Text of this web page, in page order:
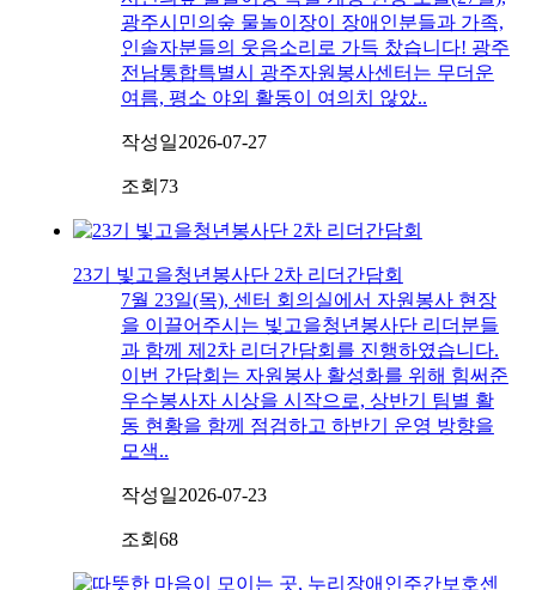
광주시민의숲 물놀이장이 장애인분들과 가족,
인솔자분들의 웃음소리로 가득 찼습니다! 광주
전남통합특별시 광주자원봉사센터는 무더운
여름, 평소 야외 활동이 여의치 않았..
작성일2026-07-27
조회 73
23기 빛고을청년봉사단 2차 리더간담회
7월 23일(목), 센터 회의실에서 자원봉사 현장
을 이끌어주시는 빛고을청년봉사단 리더분들
과 함께 제2차 리더간담회를 진행하였습니다.
이번 간담회는 자원봉사 활성화를 위해 힘써준
우수봉사자 시상을 시작으로, 상반기 팀별 활
동 현황을 함께 점검하고 하반기 운영 방향을
모색..
작성일2026-07-23
조회 68